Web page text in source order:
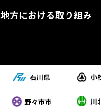
地方における取り組み